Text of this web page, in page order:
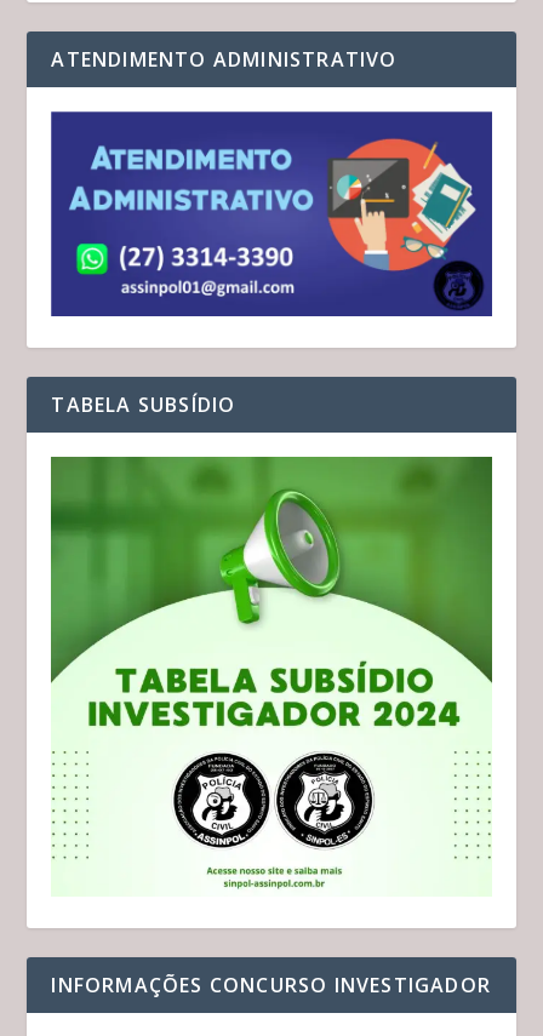
ATENDIMENTO ADMINISTRATIVO
TABELA SUBSÍDIO
INFORMAÇÕES CONCURSO INVESTIGADOR